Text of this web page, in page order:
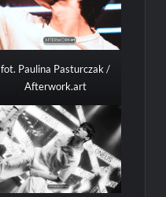
fot. Paulina Pasturczak /
Afterwork.art